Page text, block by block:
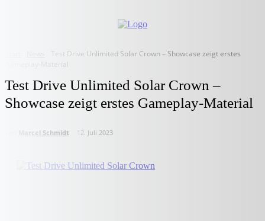
Test Drive Unlimited Solar Crown – Showcase zeigt erstes
Gameplay-Material
Test Drive Unlimited Solar Crown –
Showcase zeigt erstes Gameplay-Material
Marcel Schmidt 12. Juli 2023